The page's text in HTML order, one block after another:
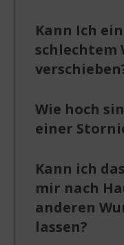
Kann Ich
schlechtem
Wie hoch
einer
Kann ich
mir nach
anderen
lassen?